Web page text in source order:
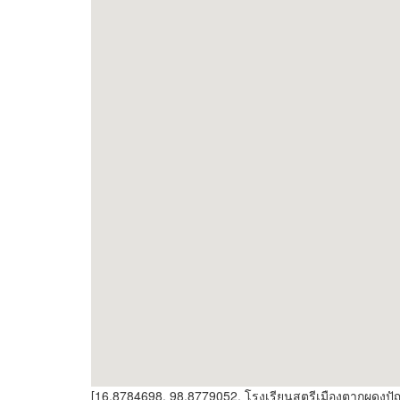
[16.8784698, 98.8779052, โรงเรียนสตรีเมืองตากผดุง